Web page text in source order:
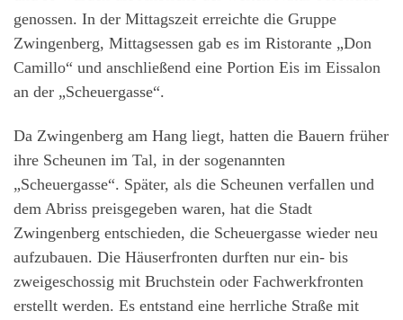
genossen. In der Mittagszeit erreichte die Gruppe
Zwingenberg, Mittagsessen gab es im Ristorante „Don
Camillo“ und anschließend eine Portion Eis im Eissalon
an der „Scheuergasse“.
Da Zwingenberg am Hang liegt, hatten die Bauern früher
ihre Scheunen im Tal, in der sogenannten
„Scheuergasse“. Später, als die Scheunen verfallen und
dem Abriss preisgegeben waren, hat die Stadt
Zwingenberg entschieden, die Scheuergasse wieder neu
aufzubauen. Die Häuserfronten durften nur ein- bis
zweigeschossig mit Bruchstein oder Fachwerkfronten
erstellt werden. Es entstand eine herrliche Straße mit